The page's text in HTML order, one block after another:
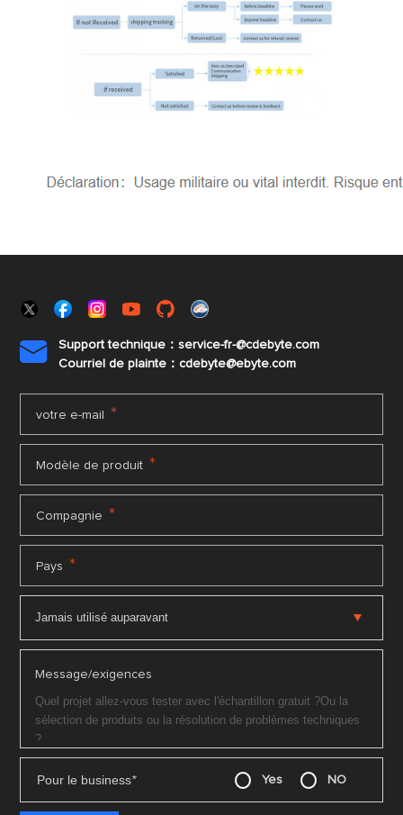

Support technique：service-fr-@cdebyte.com
Courriel de plainte：cdebyte@ebyte.com
votre e-mail *
Modèle de produit *
Compagnie *
Pays *
Message/exigences
Pour le business* Yes NO